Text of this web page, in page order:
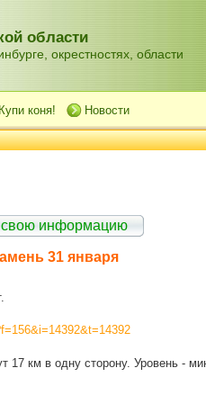
области
окрестностях, области
Купи коня! Новости
свою информацию
31 января
км в одну сторону. Уровень -